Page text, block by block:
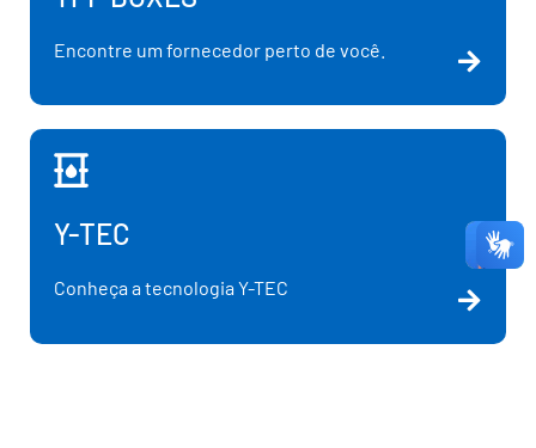
Encontre um fornecedor perto de você.
Y-TEC
Conheça a tecnologia Y-TEC